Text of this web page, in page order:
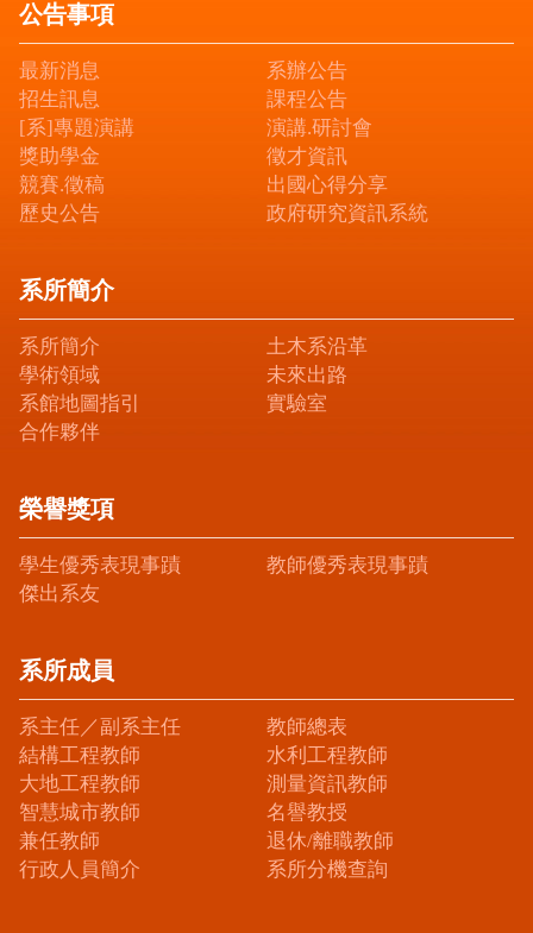
公告事項
最新消息
系辦公告
招生訊息
課程公告
[系]專題演講
演講.研討會
獎助學金
徵才資訊
競賽.徵稿
出國心得分享
歷史公告
政府研究資訊系統
系所簡介
系所簡介
土木系沿革
學術領域
未來出路
系館地圖指引
實驗室
合作夥伴
榮譽獎項
學生優秀表現事蹟
教師優秀表現事蹟
傑出系友
系所成員
系主任／副系主任
教師總表
結構工程教師
水利工程教師
大地工程教師
測量資訊教師
智慧城市教師
名譽教授
兼任教師
退休/離職教師
行政人員簡介
系所分機查詢